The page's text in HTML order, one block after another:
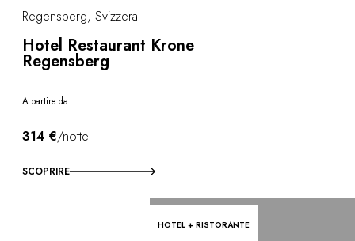
Regensberg, Svizzera
Hotel Restaurant Krone
Regensberg
A partire da
314 €/notte
SCOPRIRE
HOTEL + RISTORANTE